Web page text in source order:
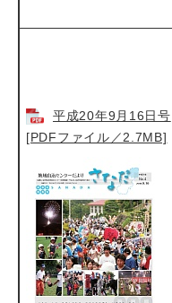
平成20年9月16日号
[PDFファイル／2.7MB]